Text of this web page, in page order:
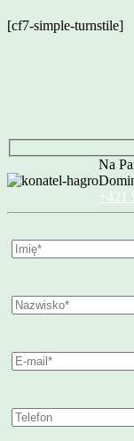
[cf7-simple-turnstile]
Na
+421